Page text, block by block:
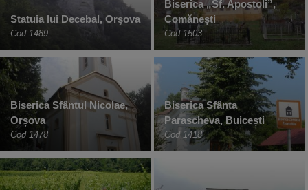
Statuia lui Decebal, Orşova
Cod 1489
Biserica „Sf. Apostoli”,
Comănești
Cod 1503
Biserica Sfântul Nicolae,
Orșova
Cod 1478
Biserica Sfânta
Parascheva, Buicești
Cod 1418